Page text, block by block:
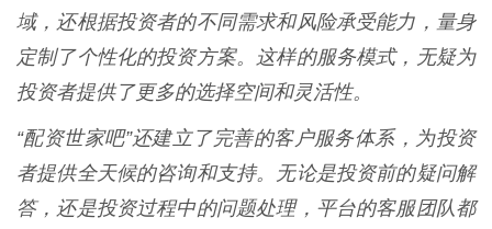
域，还根据投资者的不同需求和风险承受能力，量身
定制了个性化的投资方案。这样的服务模式，无疑为
投资者提供了更多的选择空间和灵活性。
“配资世家吧”还建立了完善的客户服务体系，为投资
者提供全天候的咨询和支持。无论是投资前的疑问解
答，还是投资过程中的问题处理，平台的客服团队都